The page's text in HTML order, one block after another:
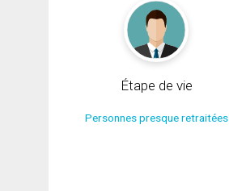
Étape de vie
Personnes presque retraitées